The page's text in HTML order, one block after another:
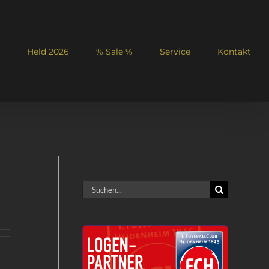
Held 2026 % Sale % Service Kontakt
Suche